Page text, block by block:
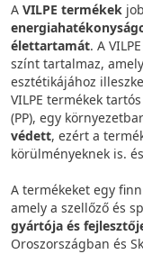
A VILPE termékek
élettartamát. A
színt tartalmaz,
esztétikájához
VILPE termékek
(PP), egy
védett, ezért a
körülményeknek is.
A termékeket egy
amely a szellőző és
gyártója és
Oroszországban és